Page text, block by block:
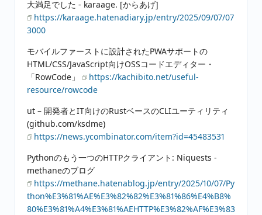
大満足でした - karaage. [からあげ]
https://karaage.hatenadiary.jp/entry/2025/09/07/07
3000
モバイルファーストに設計されたPWAサポートの
HTML/CSS/JavaScript向けOSSコードエディター・
「RowCode」
https://kachibito.net/useful-
resource/rowcode
ut – 開発者とIT向けのRustベースのCLIユーティリティ
(github.com/ksdme)
https://news.ycombinator.com/item?id=45483531
Pythonのもう一つのHTTPクライアント: Niquests -
methaneのブログ
https://methane.hatenablog.jp/entry/2025/10/07/Py
thon%E3%81%AE%E3%82%82%E3%81%86%E4%B8%
80%E3%81%A4%E3%81%AEHTTP%E3%82%AF%E3%83